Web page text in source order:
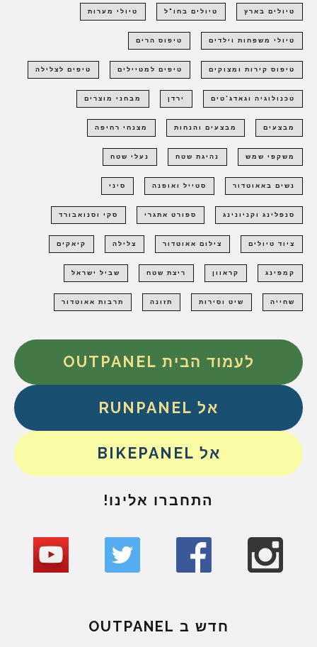
טיולים בארץ טיולים בחו"ל טיולי מערות
טיולי משפחות וילדים טיפוס הרים
טיפוס קירות ומצוקים טיפים למטיילים טיפים לצלילה
טכנולוגיה וגאדג'טים ירדן מבחני מוצרים
מבצעים מבצעים והנחות מצנחי רחיפה
משקפי שמש נהיגת שטח נעלי שטח
נשים באאוטדור סטייל ואופנה סיני
סנפלינג וקניונינג ספורט אתגרי סקי וסנואבורד
ציוד טיולים צילום אאוטדור צלילה קיאקים
קמפינג קראוון ריצת שטח שביל ישראל
שחייה שיט וסירות תזונה תרבות אאוטדור
לעמוד הבית OUTPANEL
אל RUNPANEL
אל BIKEPANEL
התחברו אלינו!
חדש ב OUTPANEL